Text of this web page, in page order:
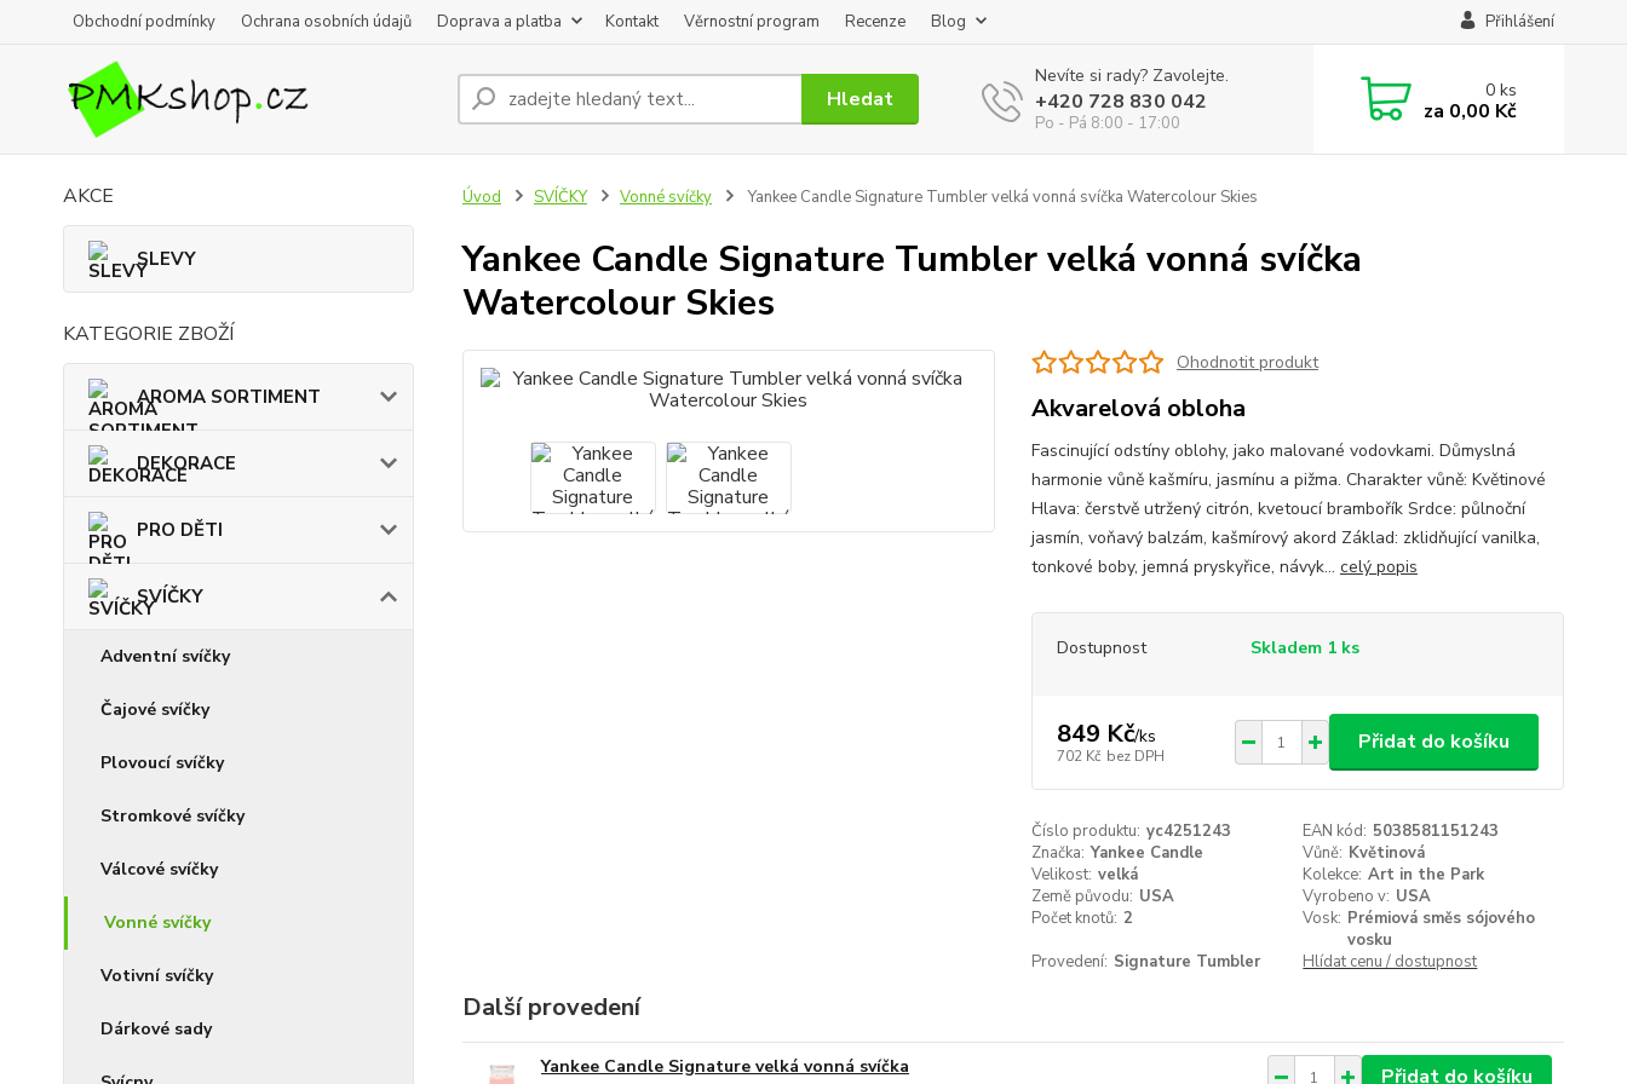
Obchodní podmínky Ochrana osobních údajů Doprava a platba Kontakt Věrnostní program Recenze Blog Přihlášení
Hledat
Nevíte si rady? Zavolejte.
+420 728 830 042
Po - Pá 8:00 - 17:00
0ks
za 0,00 Kč
AKCE
SLEVY
KATEGORIE ZBOŽÍ
AROMA SORTIMENT
DEKORACE
PRO DĚTI
SVÍČKY
Adventní svíčky
Čajové svíčky
Plovoucí svíčky
Stromkové svíčky
Válcové svíčky
Vonné svíčky
Votivní svíčky
Dárkové sady
Úvod SVÍČKY Vonné svíčky Yankee Candle Signature Tumbler velká vonná svíčka Watercolour Skies
Yankee Candle Signature Tumbler velká vonná svíčka
Watercolour Skies
Ohodnotit produkt
Akvarelová obloha
Fascinující odstíny oblohy, jako malované vodovkami. Důmyslná
harmonie vůně kašmíru, jasmínu a pižma. Charakter vůně: Květinové
Hlava: čerstvě utržený citrón, kvetoucí brambořík Srdce: půlnoční
jasmín, voňavý balzám, kašmírový akord Základ: zklidňující vanilka,
tonkové boby, jemná pryskyřice, návyk... celý popis
Dostupnost Skladem 1 ks
849 Kč/ks
702 Kč bez DPH
Přidat do košíku
Číslo produktu: yc4251243 EAN kód: 5038581151243
Značka: Yankee Candle Vůně: Květinová
Velikost: velká Kolekce: Art in the Park
Země původu: USA Vyrobeno v: USA
Počet knotů: 2 Vosk: Prémiová směs sójového
vosku
Provedení: Signature Tumbler Hlídat cenu / dostupnost
Další provedení
Yankee Candle Signature velká vonná svíčka
Přidat do košíku